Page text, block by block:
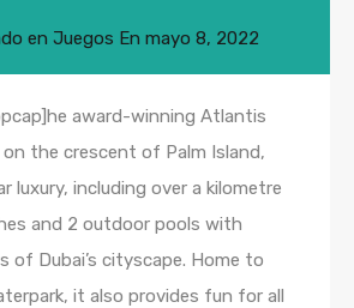
en Juegos En mayo 8, 2022
award-winning Atlantis
the crescent of Palm Island,
luxury, including over a kilometre
and 2 outdoor pools with
of Dubai’s cityscape. Home to
it also provides fun for all